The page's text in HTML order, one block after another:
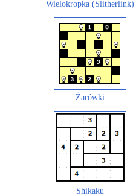
Wielokropka (Slitherlink)
Żarówki
Shikaku